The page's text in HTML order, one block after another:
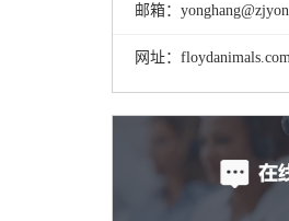
邮箱：
网址：